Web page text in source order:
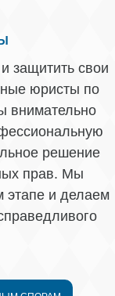
защитить свои
юристы по
внимательно
решение
прав. Мы
этапе и делаем